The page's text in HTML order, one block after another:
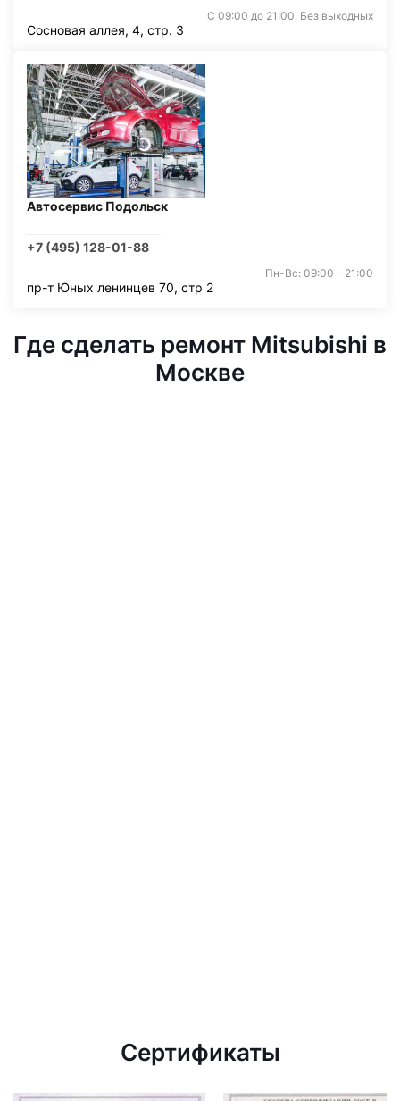
С 09:00 до 21:00. Без выходных
Сосновая аллея, 4, стр. 3
Автосервис Подольск
+7 (495) 128-01-88
Пн-Вс: 09:00 - 21:00
пр-т Юных ленинцев 70, стр 2
Где сделать ремонт Mitsubishi в
Москве
Сертификаты